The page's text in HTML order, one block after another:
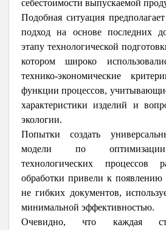
себестоимости выпускаемой
Подобная ситуация
подход на основе последних
этапу технологической
котором широко
технико-экономические
функции процессов,
характеристики изделий и
экологии.
Попытки создать
модели по
технологических процессов
обработки привели к появлению
не гибких документов,
минимальной эффективностью.
Очевидно, что каждая